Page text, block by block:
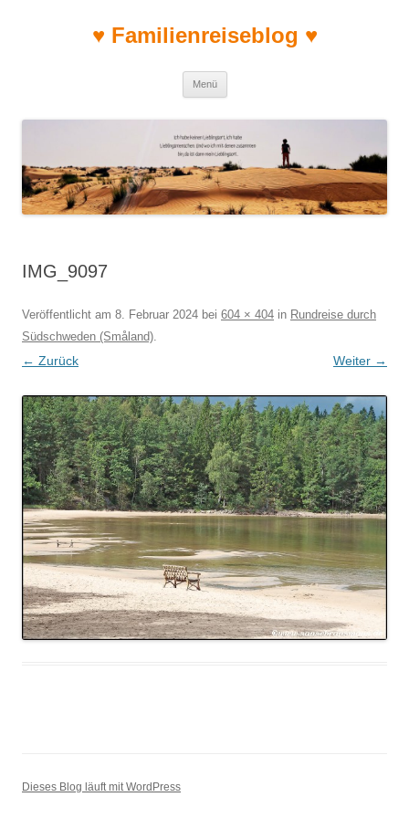
♥ Familienreiseblog ♥
Menü
IMG_9097
Veröffentlicht am 8. Februar 2024 bei 604 × 404 in Rundreise durch
Südschweden (Småland).
← Zurück Weiter →
Dieses Blog läuft mit WordPress